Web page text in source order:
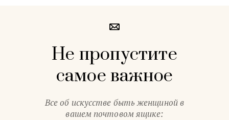
Не пропустите
самое важное
Все об искусстве быть женщиной в
вашем почтовом ящике: